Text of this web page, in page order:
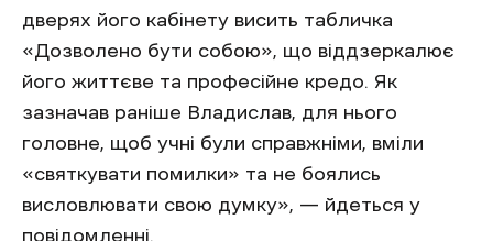
дверях його кабінету висить табличка
«Дозволено бути собою», що віддзеркалює
його життєве та професійне кредо. Як
зазначав раніше Владислав, для нього
головне, щоб учні були справжніми, вміли
«святкувати помилки» та не боялись
висловлювати свою думку», — йдеться у
повідомленні.